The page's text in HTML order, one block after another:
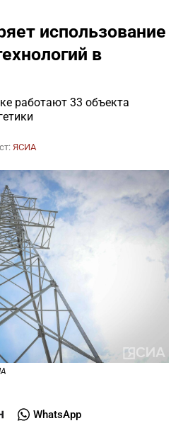
использование
в
работают 33 объекта
ЯСИА
WhatsApp